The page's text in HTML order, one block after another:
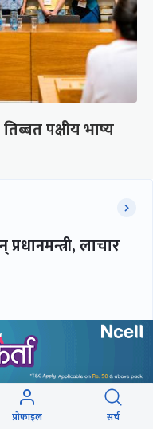
पक्षीय भाष्य
लाचार
अध्यादेशले ऐनको
गर्न सक्दैन’
: छिनमै
प्रोफाइल सर्च